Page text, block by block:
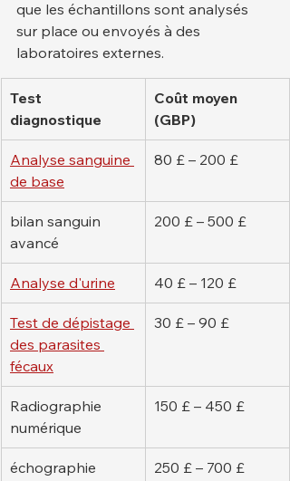
que les échantillons sont analysés
sur place ou envoyés à des
laboratoires externes.
Test
diagnostique
Coût moyen
(GBP)
Analyse sanguine
de base
80 £ – 200 £
bilan sanguin
avancé
200 £ – 500 £
Analyse d'urine 40 £ – 120 £
Test de dépistage
des parasites
fécaux
30 £ – 90 £
Radiographie
numérique
150 £ – 450 £
échographie 250 £ – 700 £